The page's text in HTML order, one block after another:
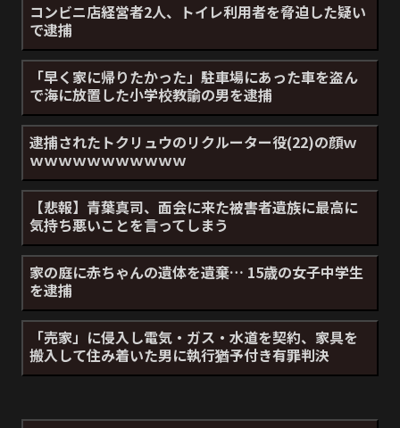
コンビニ店経営者2人、トイレ利用者を脅迫した疑い
で逮捕
「早く家に帰りたかった」駐車場にあった車を盗ん
で海に放置した小学校教諭の男を逮捕
逮捕されたトクリュウのリクルーター役(22)の顔ｗ
ｗｗｗｗｗｗｗｗｗｗｗ
【悲報】青葉真司、面会に来た被害者遺族に最高に
気持ち悪いことを言ってしまう
家の庭に赤ちゃんの遺体を遺棄… 15歳の女子中学生
を逮捕
「売家」に侵入し電気・ガス・水道を契約、家具を
搬入して住み着いた男に執行猶予付き有罪判決